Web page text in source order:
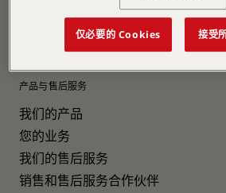
产品与售后服务
我们的产品
您的业务
我们的售后服务
销售和售后服务合作伙伴
仅必要的 Cookies 接受